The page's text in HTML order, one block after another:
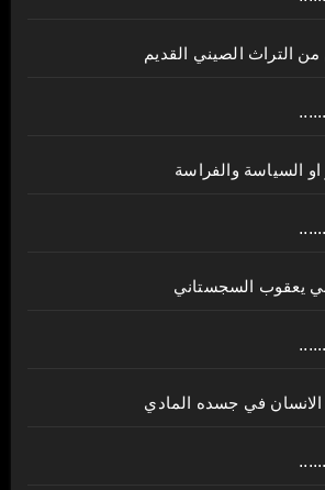
التراث الصيني القديم
السياسة والفراسة
يعقوب السجستاني
الانسان في جسده المادي